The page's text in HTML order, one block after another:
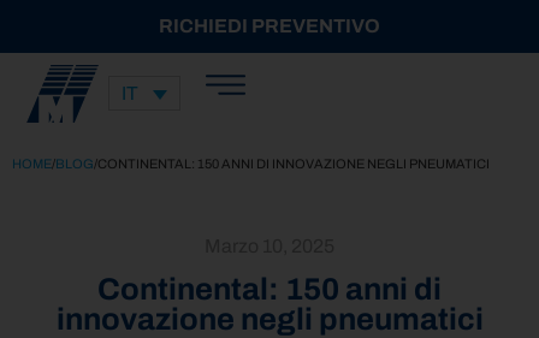
RICHIEDI PREVENTIVO
IT
HOME/BLOG/CONTINENTAL: 150 ANNI DI INNOVAZIONE NEGLI PNEUMATICI
Continental: 150 anni di
innovazione negli pneumatici